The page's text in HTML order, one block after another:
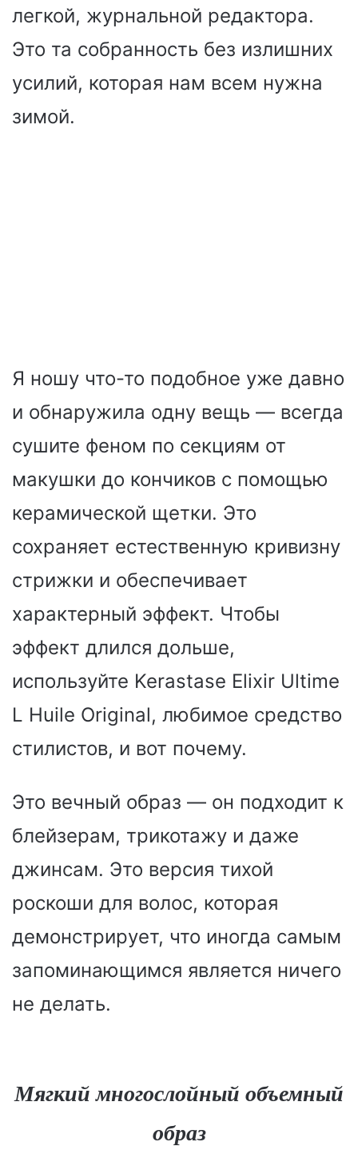
легкой, журнальной редактора.
Это та собранность без излишних
усилий, которая нам всем нужна
зимой.
Я ношу что-то подобное уже давно
и обнаружила одну вещь — всегда
сушите феном по секциям от
макушки до кончиков с помощью
керамической щетки. Это
сохраняет естественную кривизну
стрижки и обеспечивает
характерный эффект. Чтобы
эффект длился дольше,
используйте Kerastase Elixir Ultime
L Huile Original, любимое средство
стилистов, и вот почему.
Это вечный образ — он подходит к
блейзерам, трикотажу и даже
джинсам. Это версия тихой
роскоши для волос, которая
демонстрирует, что иногда самым
запоминающимся является ничего
не делать.
Мягкий многослойный объемный
образ